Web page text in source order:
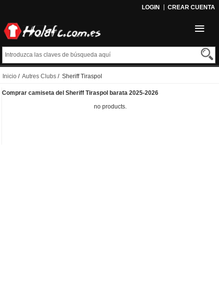
LOGIN CREAR CUENTA
Inicio / Autres Clubs / Sheriff Tiraspol
Comprar camiseta del Sheriff Tiraspol barata 2025-2026
no products.